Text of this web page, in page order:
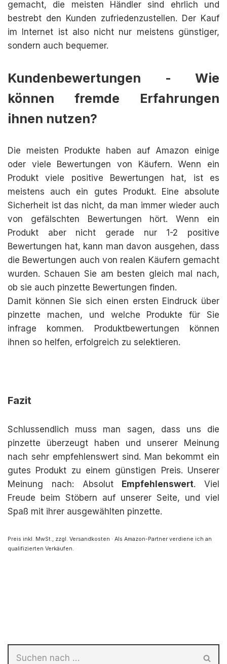
gemacht, die meisten Händler sind ehrlich und
bestrebt den Kunden zufriedenzustellen. Der Kauf
im Internet ist also nicht nur meistens günstiger,
sondern auch bequemer.
Kundenbewertungen - Wie
können fremde Erfahrungen
ihnen nutzen?
Die meisten Produkte haben auf Amazon einige
oder viele Bewertungen von Käufern. Wenn ein
Produkt viele positive Bewertungen hat, ist es
meistens auch ein gutes Produkt. Eine absolute
Sicherheit ist das nicht, da man immer wieder auch
von gefälschten Bewertungen hört. Wenn ein
Produkt aber nicht gerade nur 1-2 positive
Bewertungen hat, kann man davon ausgehen, dass
die Bewertungen auch von realen Käufern gemacht
wurden. Schauen Sie am besten gleich mal nach,
ob sie auch pinzette Bewertungen finden.
Damit können Sie sich einen ersten Eindruck über
pinzette machen, und welche Produkte für Sie
infrage kommen. Produktbewertungen können
ihnen so helfen, erfolgreich zu selektieren.
Fazit
Schlussendlich muss man sagen, dass uns die
pinzette überzeugt haben und unserer Meinung
nach sehr empfehlenswert sind. Man bekommt ein
gutes Produkt zu einem günstigen Preis. Unserer
Meinung nach: Absolut
Empfehlenswert. Viel
Freude beim Stöbern auf unserer Seite, und viel
Spaß mit ihrer ausgewählten pinzette.
Preis inkl. MwSt., zzgl. Versandkosten · Als Amazon-Partner verdiene ich an
qualifizierten Verkäufen.